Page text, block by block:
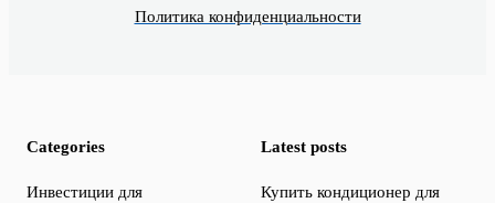
Политика конфиденциальности
Categories
Инвестиции для
Latest posts
Купить кондиционер для